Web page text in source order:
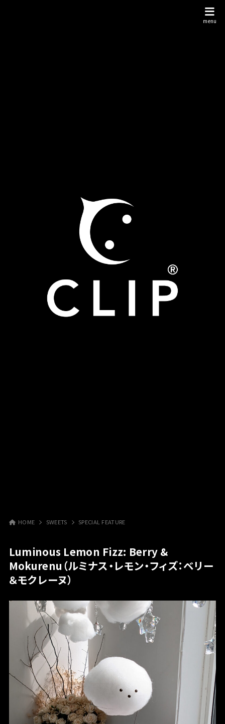
HOME SWEETS SPECIAL FEATURE
Luminous Lemon Fizz: Berry &
Mokurenu（ルミナス・レモン・フィズ：ベリー
＆モクレーヌ）